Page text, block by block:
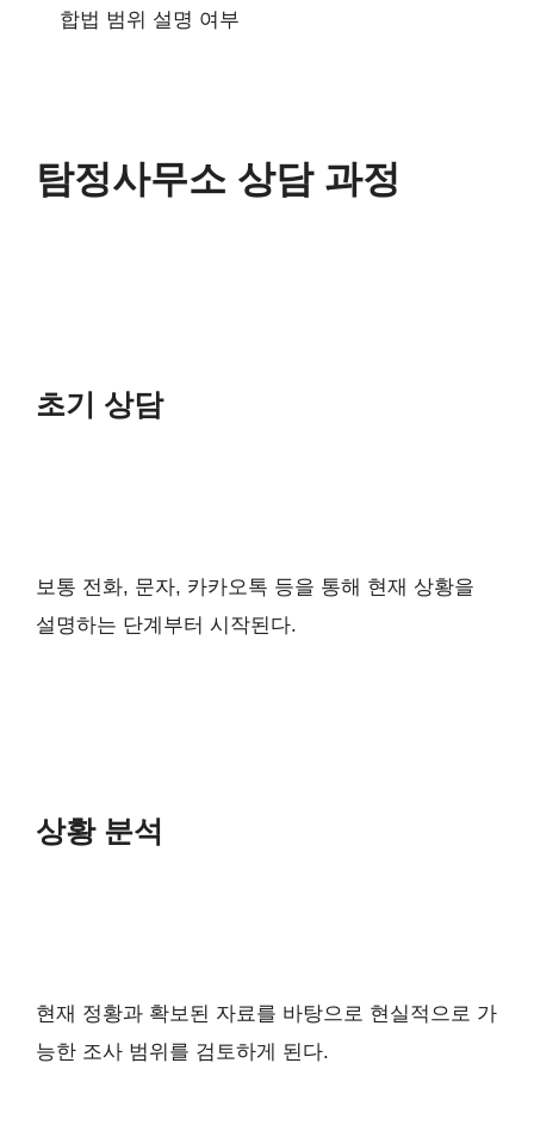
합법 범위 설명 여부
탐정사무소 상담 과정
초기 상담
보통 전화, 문자, 카카오톡 등을 통해 현재 상황을
설명하는 단계부터 시작된다.
상황 분석
현재 정황과 확보된 자료를 바탕으로 현실적으로 가
능한 조사 범위를 검토하게 된다.